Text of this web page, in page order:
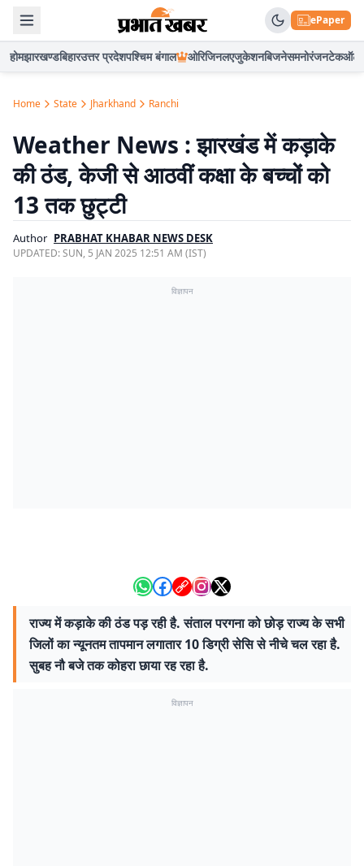
ePaper
होमझारखण्डबिहारउत्तर प्रदेशपश्चिम बंगाल ओरिजिनलएजुकेशनबिजनेसमनोरंजनटेकऑटो
Home State Jharkhand Ranchi
Weather News : झारखंड में कड़ाके
की ठंड, केजी से आठवीं कक्षा के बच्चों को
13 तक छुट्टी
Author PRABHAT KHABAR NEWS DESK
UPDATED:SUN, 5 JAN 2025 12:51 AM (IST)
विज्ञापन
राज्य में कड़ाके की ठंड पड़ रही है. संताल परगना को छोड़ राज्य के सभी
जिलों का न्यूनतम तापमान लगातार 10 डिग्री सेसि से नीचे चल रहा है.
सुबह नौ बजे तक कोहरा छाया रह रहा है.
विज्ञापन